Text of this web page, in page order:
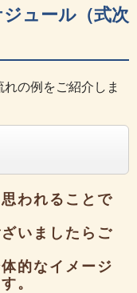
ュール（式次
の例をご紹介しま
われることで
いましたらご
的なイメージ
。